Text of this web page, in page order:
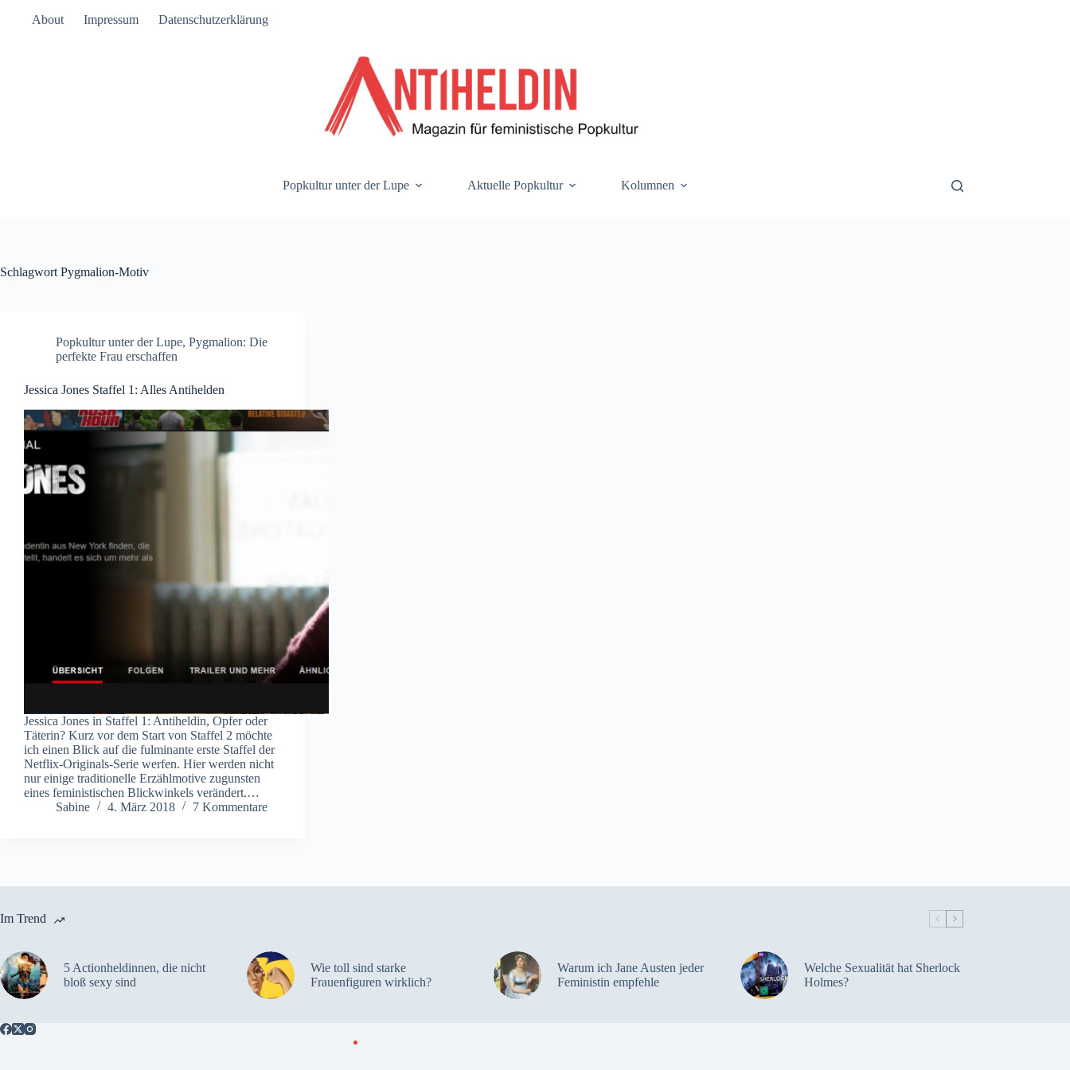
About Impressum Datenschutzerklärung
Popkultur unter der Lupe Aktuelle Popkultur Kolumnen
Schlagwort Pygmalion-Motiv
Popkultur unter der Lupe, Pygmalion: Die
perfekte Frau erschaffen
Jessica Jones Staffel 1: Alles Antihelden
Jessica Jones in Staffel 1: Antiheldin, Opfer oder
Täterin? Kurz vor dem Start von Staffel 2 möchte
ich einen Blick auf die fulminante erste Staffel der
Netflix-Originals-Serie werfen. Hier werden nicht
nur einige traditionelle Erzählmotive zugunsten
eines feministischen Blickwinkels verändert.…
Sabine
4. März 2018 7 Kommentare
Im Trend
5 Actionheldinnen, die nicht
bloß sexy sind
Wie toll sind starke
Frauenfiguren wirklich?
Warum ich Jane Austen jeder
Feministin empfehle
Welche Sexualität hat Sherlock
Holmes?